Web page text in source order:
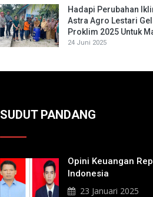
Hadapi Perubahan
Astra Agro Lestari
Proklim 2025 Untuk
24 Juni 2025
SUDUT PANDANG
Opini Keuangan
Indonesia
23 Januari 2025